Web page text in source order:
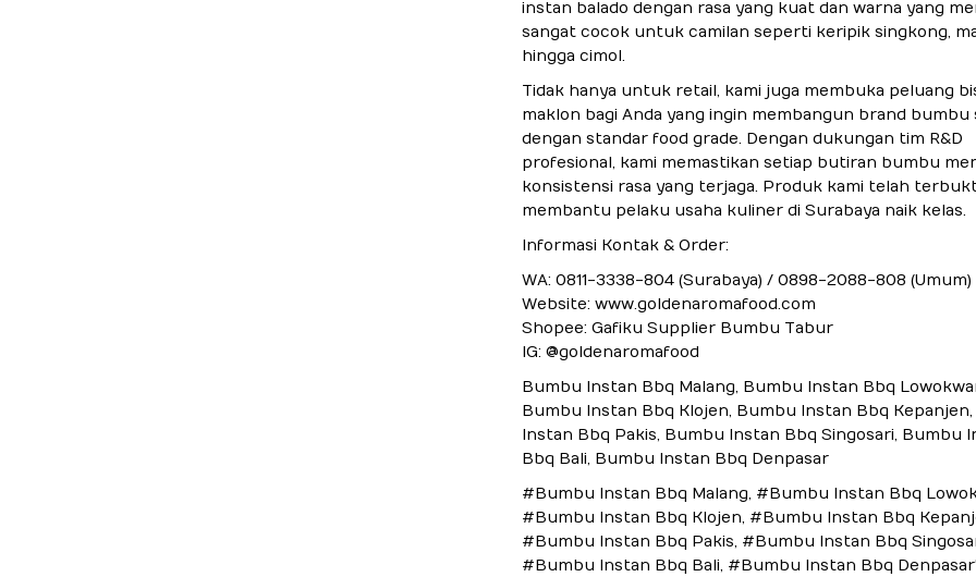
instan balado dengan rasa yang kuat dan warna yang
sangat cocok untuk camilan seperti keripik singkong,
hingga cimol.
Tidak hanya untuk retail, kami juga membuka peluang
maklon bagi Anda yang ingin membangun brand bumbu
dengan standar food grade. Dengan dukungan tim R&D
profesional, kami memastikan setiap butiran bumbu
konsistensi rasa yang terjaga. Produk kami telah
membantu pelaku usaha kuliner di Surabaya naik kelas.
Informasi Kontak & Order:
WA: 0811-3338-804 (Surabaya) / 0898-2088-808 (Umum)
Website: www.goldenaromafood.com
Shopee: Gafiku Supplier Bumbu Tabur
IG: @goldenaromafood
Bumbu Instan Bbq Malang, Bumbu Instan Bbq
Bumbu Instan Bbq Klojen, Bumbu Instan Bbq
Instan Bbq Pakis, Bumbu Instan Bbq Singosari, Bumbu
Bbq Bali, Bumbu Instan Bbq Denpasar
#Bumbu Instan Bbq Malang, #Bumbu Instan Bbq
#Bumbu Instan Bbq Klojen, #Bumbu Instan Bbq
#Bumbu Instan Bbq Pakis, #Bumbu Instan Bbq
#Bumbu Instan Bbq Bali, #Bumbu Instan Bbq